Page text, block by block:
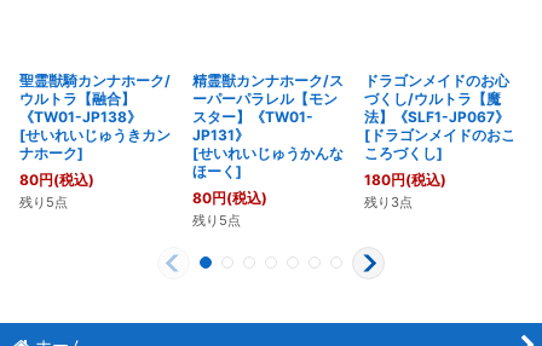
聖霊獣騎カンナホーク/
ウルトラ【融合】
《TW01-JP138》
[せいれいじゅうきカン
ナホーク]
80円(税込)
残り5点
精霊獣カンナホーク/ス
ーパーパラレル【モン
スター】《TW01-
JP131》
[せいれいじゅうかんな
ほーく ]
80円(税込)
残り5点
ドラゴンメイドのお心
づくし/ウルトラ【魔
法】《SLF1-JP067》
[ ドラゴンメイドのおこ
ころづくし]
180円(税込)
残り3点